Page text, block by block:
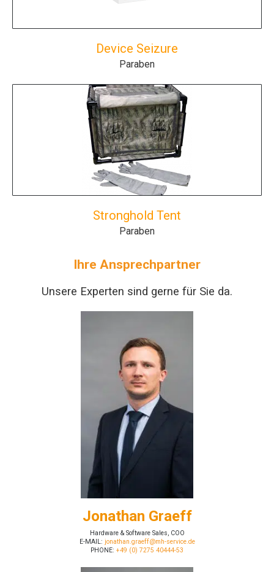
Device Seizure
Paraben
Stronghold Tent
Paraben
Ihre Ansprechpartner
Unsere Experten sind gerne für Sie da.
Jonathan Graeff
Hardware & Software Sales, COO
E-MAIL: jonathan.graeff@mh-service.de
PHONE: +49 (0) 7275 40444-53